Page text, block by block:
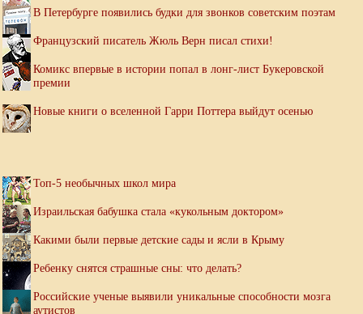
В Петербурге появились будки для звонков советским поэтам
Французский писатель Жюль Верн писал стихи!
Комикс впервые в истории попал в лонг-лист Букеровской
премии
Новые книги о вселенной Гарри Поттера выйдут осенью
Топ-5 необычных школ мира
Израильская бабушка стала «кукольным доктором»
Какими были первые детские сады и ясли в Крыму
Ребенку снятся страшные сны: что делать?
Российские ученые выявили уникальные способности мозга
аутистов